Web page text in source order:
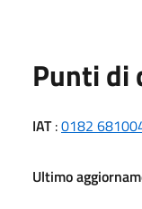
Punti di
IAT:0182
Ultimo